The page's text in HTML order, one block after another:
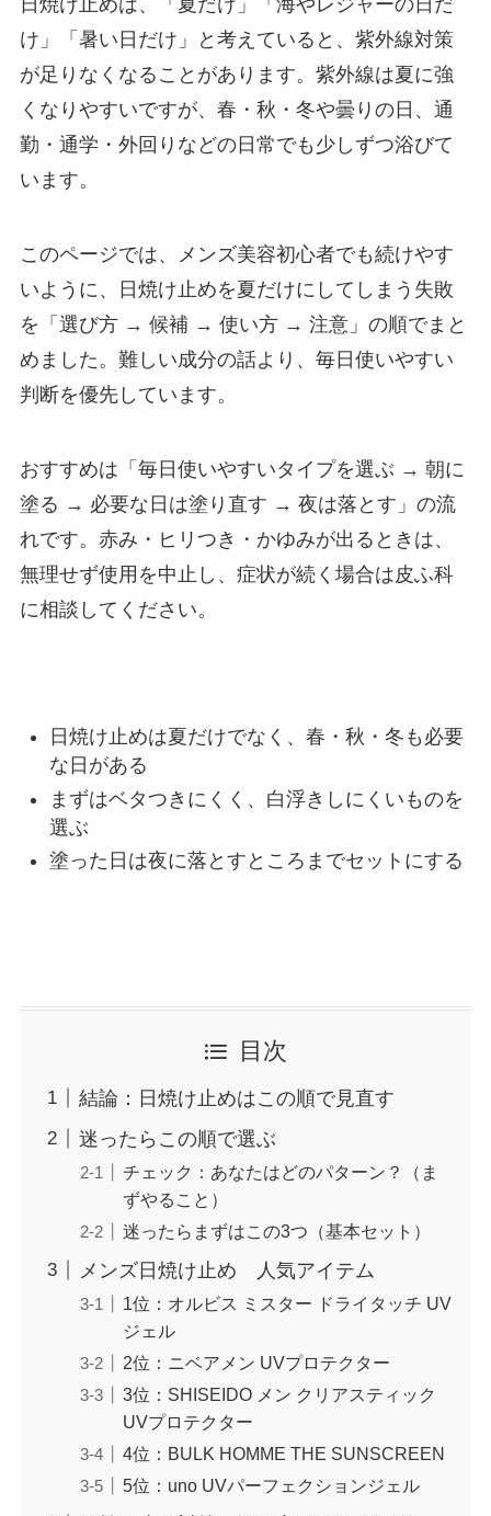
日焼け止めは、「夏だけ」「海やレジャーの日だ
け」「暑い日だけ」と考えていると、紫外線対策
が足りなくなることがあります。紫外線は夏に強
くなりやすいですが、春・秋・冬や曇りの日、通
勤・通学・外回りなどの日常でも少しずつ浴びて
います。
このページでは、メンズ美容初心者でも続けやす
いように、日焼け止めを夏だけにしてしまう失敗
を「選び方 → 候補 → 使い方 → 注意」の順でまと
めました。難しい成分の話より、毎日使いやすい
判断を優先しています。
おすすめは「毎日使いやすいタイプを選ぶ → 朝に
塗る → 必要な日は塗り直す → 夜は落とす」の流
れです。赤み・ヒリつき・かゆみが出るときは、
無理せず使用を中止し、症状が続く場合は皮ふ科
に相談してください。
日焼け止めは夏だけでなく、春・秋・冬も必要
な日がある
まずはベタつきにくく、白浮きしにくいものを
選ぶ
塗った日は夜に落とすところまでセットにする
目次
結論：日焼け止めはこの順で見直す
迷ったらこの順で選ぶ
チェック：あなたはどのパターン？（ま
ずやること）
迷ったらまずはこの3つ（基本セット）
メンズ日焼け止め 人気アイテム
1位：オルビス ミスター ドライタッチ UV
ジェル
2位：ニベアメン UVプロテクター
3位：SHISEIDO メン クリアスティック
UVプロテクター
4位：BULK HOMME THE SUNSCREEN
5位：uno UVパーフェクションジェル